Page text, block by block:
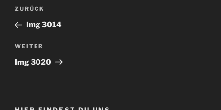
Beitragsnavigation
Vorheriger
Beitrag
ZURÜCK
Img 3014
Nächster
Beitrag
WEITER
Img 3020